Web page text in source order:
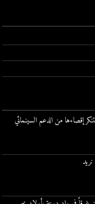
إقصاءها من الدعم السينمائي